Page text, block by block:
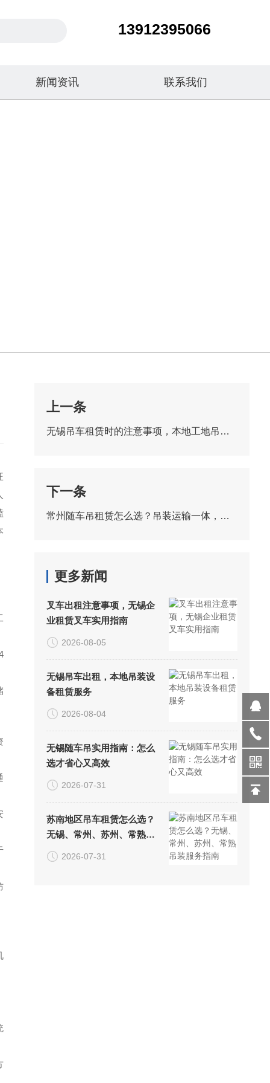
13912395066
新闻资讯 联系我们
上一条
无锡吊车租赁时的注意事项，本地工地吊装必看避坑指南
下一条
常州随车吊租赁怎么选？吊装运输一体，本地工程高效省心
更多新闻
叉车出租注意事项，无锡企
业租赁叉车实用指南
2026-08-05
无锡吊车出租，本地吊装设
备租赁服务
2026-08-04
无锡随车吊实用指南：怎么
选才省心又高效
2026-07-31
苏南地区吊车租赁怎么选？
无锡、常州、苏州、常熟吊
装服务指南
2026-07-31